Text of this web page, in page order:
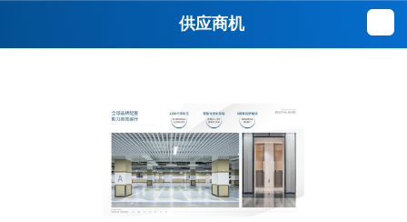
供应商机